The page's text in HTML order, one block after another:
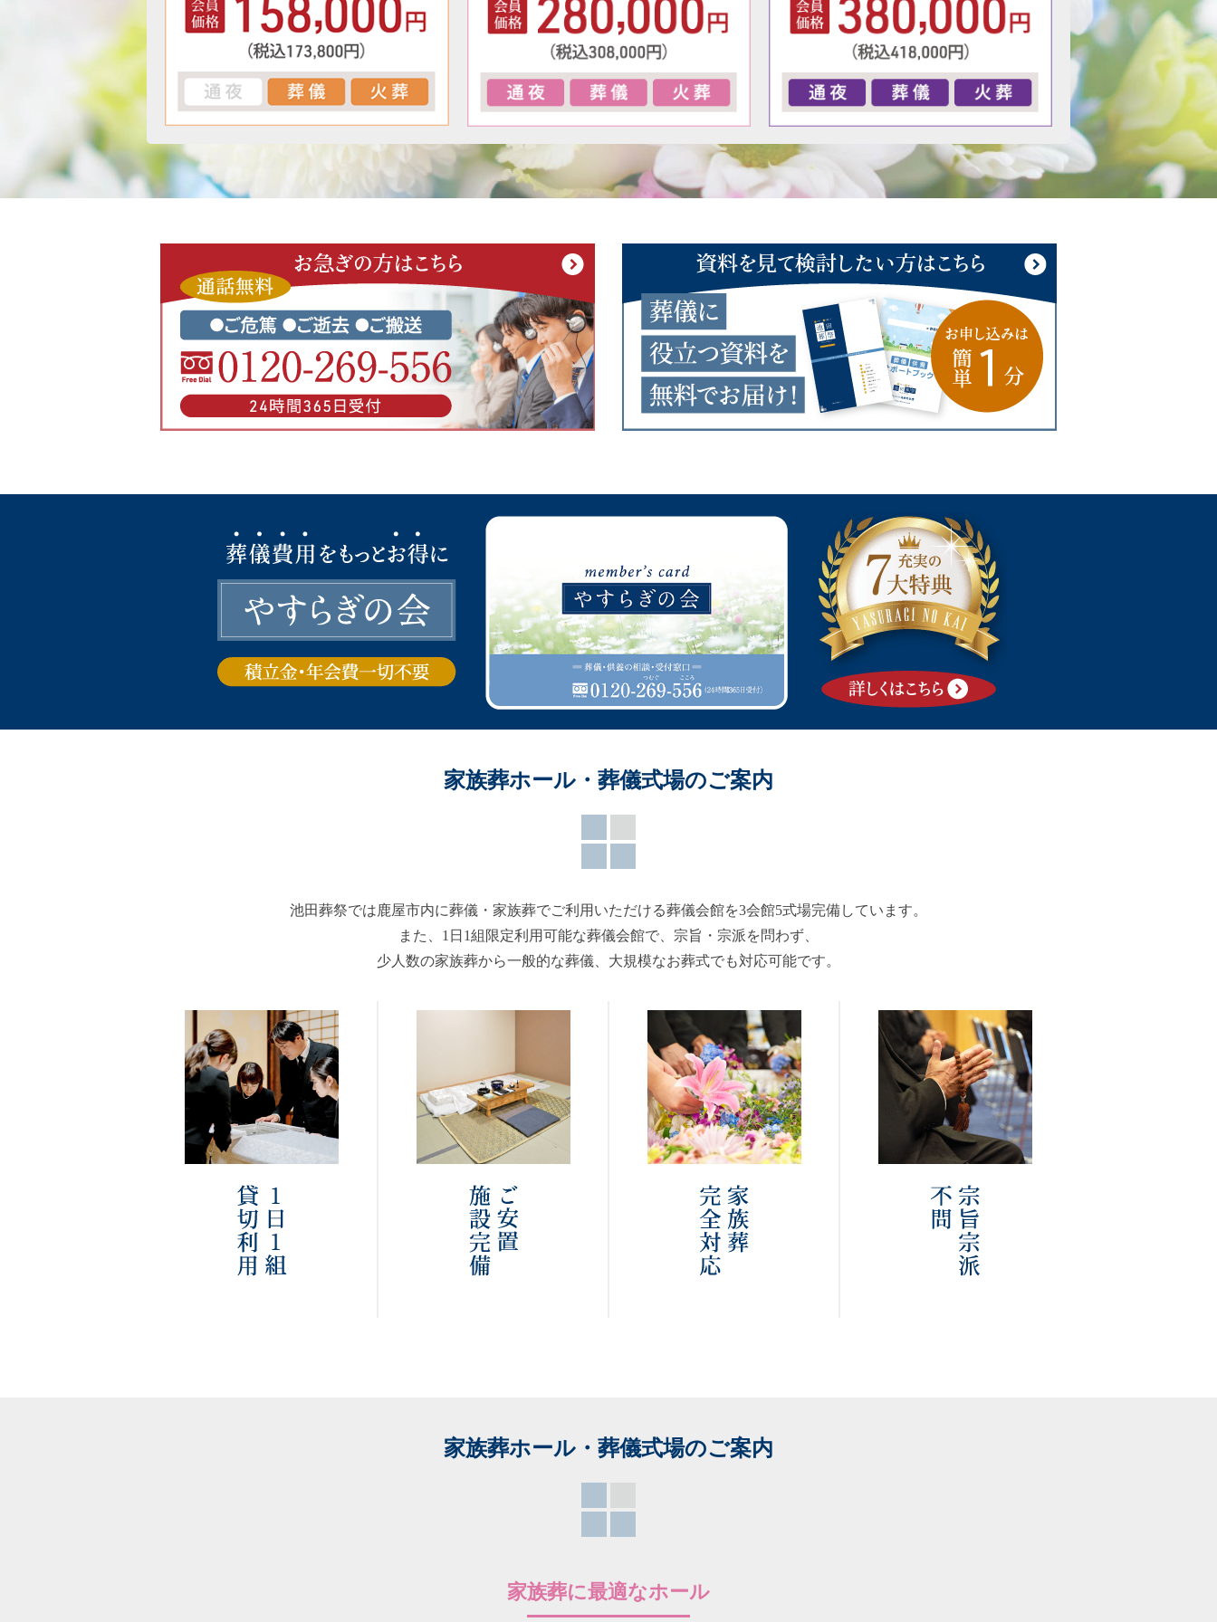
家族葬ホール・葬儀式場のご案内
池田葬祭では鹿屋市内に葬儀・家族葬でご利用いただける葬儀会館を3会館5式場完備しています。
また、1日1組限定利用可能な葬儀会館で、宗旨・宗派を問わず、
少人数の家族葬から一般的な葬儀、大規模なお葬式でも対応可能です。
家族葬ホール・葬儀式場のご案内
家族葬に最適なホール